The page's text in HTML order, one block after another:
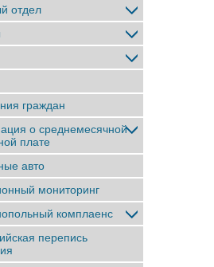
отдел
граждан
о среднемесячной
плате
авто
мониторинг
комплаенс
перепись